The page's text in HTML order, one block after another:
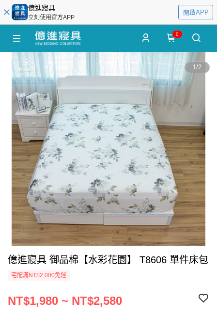
億進寢具
立刻使用官方APP
開啟APP
0
1/2
億進寢具 御品棉【水彩花園】 T8606 單件床包
宅配滿NT$2,000免運
NT$1,980 ~ NT$2,580